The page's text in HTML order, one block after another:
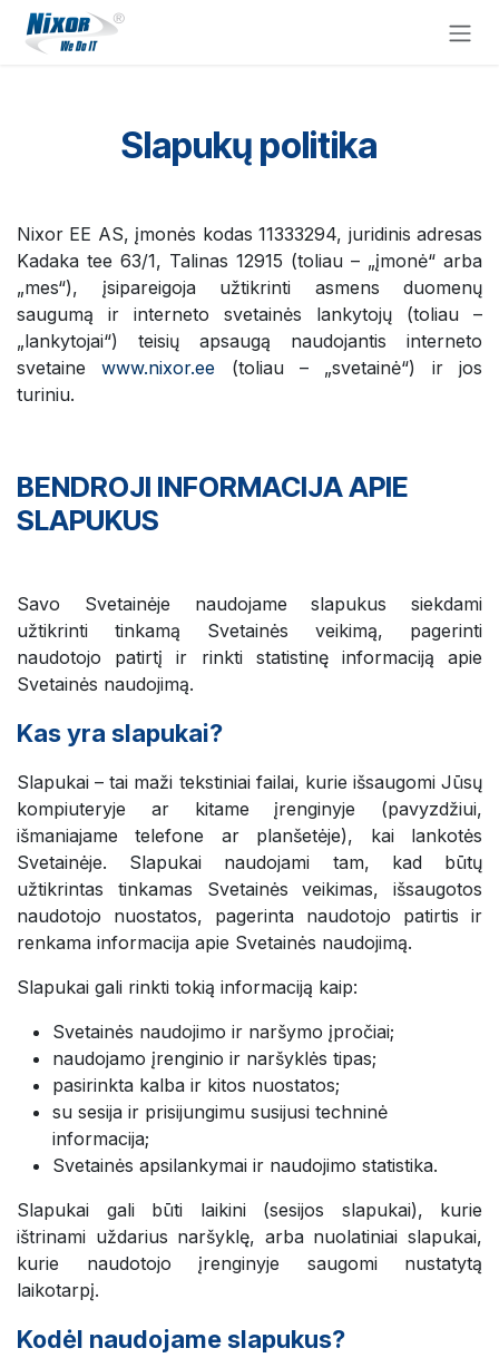
Skip to Content
Slapukų politika
Nixor EE AS, įmonės kodas 11333294, juridinis adresas
Kadaka tee 63/1, Talinas 12915 (toliau – „įmonė“ arba
„mes“), įsipareigoja užtikrinti asmens duomenų
saugumą ir interneto svetainės lankytojų (toliau –
„lankytojai“) teisių apsaugą naudojantis interneto
svetainewww.nixor.ee (toliau – „svetainė“) ir jos
turiniu.
BENDROJI INFORMACIJA APIE
SLAPUKUS
Savo Svetainėje naudojame slapukus siekdami
užtikrinti tinkamą Svetainės veikimą, pagerinti
naudotojo patirtį ir rinkti statistinę informaciją apie
Svetainės naudojimą.
Kas yra slapukai?
Slapukai – tai maži tekstiniai failai, kurie išsaugomi Jūsų
kompiuteryje ar kitame įrenginyje (pavyzdžiui,
išmaniajame telefone ar planšetėje), kai lankotės
Svetainėje. Slapukai naudojami tam, kad būtų
užtikrintas tinkamas Svetainės veikimas, išsaugotos
naudotojo nuostatos, pagerinta naudotojo patirtis ir
renkama informacija apie Svetainės naudojimą.
Slapukai gali rinkti tokią informaciją kaip:
Svetainės naudojimo ir naršymo įpročiai;
naudojamo įrenginio ir naršyklės tipas;
pasirinkta kalba ir kitos nuostatos;
su sesija ir prisijungimu susijusi techninė
informacija;
Svetainės apsilankymai ir naudojimo statistika.
Slapukai gali būti laikini (sesijos slapukai), kurie
ištrinami uždarius naršyklę, arba nuolatiniai slapukai,
kurie naudotojo įrenginyje saugomi nustatytą
laikotarpį.
Kodėl naudojame slapukus?